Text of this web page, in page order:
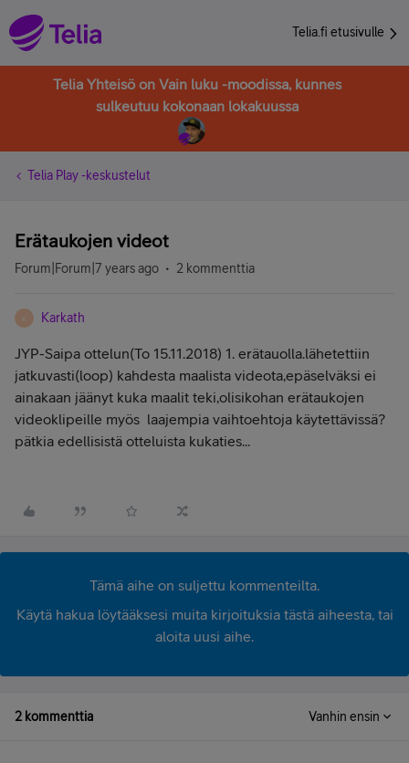
Telia.fi etusivulle
Telia Yhteisö on Vain luku -moodissa, kunnes
sulkeutuu kokonaan lokakuussa
Telia Play -keskustelut
Erätaukojen videot
Forum|Forum|7 years ago 2 kommenttia
K Karkath
JYP-Saipa ottelun(To 15.11.2018) 1. erätauolla.lähetettiin
jatkuvasti(loop) kahdesta maalista videota,epäselväksi ei
ainakaan jäänyt kuka maalit teki,olisikohan erätaukojen
videoklipeille myös laajempia vaihtoehtoja käytettävissä?
pätkia edellisistä otteluista kukaties...
Tämä aihe on suljettu kommenteilta.
Käytä hakua löytääksesi muita kirjoituksia tästä aiheesta, tai
aloita uusi aihe.
2 kommenttia Vanhin ensin